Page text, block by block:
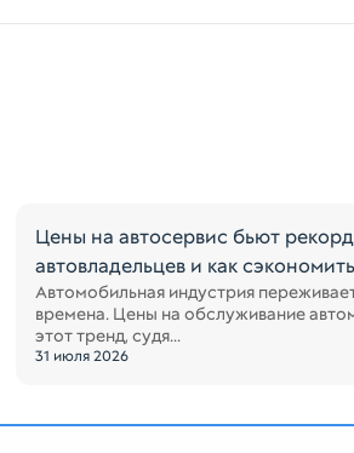
Цены на автосервис бьют
автовладельцев и как сэкономить
Автомобильная индустрия
времена. Цены на обслуживание
этот тренд, судя...
31 июля 2026